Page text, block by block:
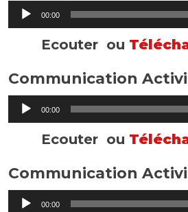
Lecteur
audio
00:00
Ecouter ou
Communication
Lecteur
audio
00:00
Ecouter ou
Communication
Lecteur
00:00